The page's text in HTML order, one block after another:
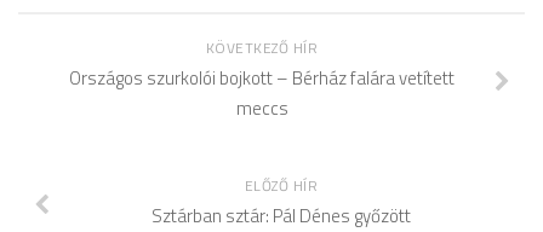
KÖVETKEZŐ HÍR
Országos szurkolói bojkott – Bérház falára vetített
meccs
ELŐZŐ HÍR
Sztárban sztár: Pál Dénes győzött